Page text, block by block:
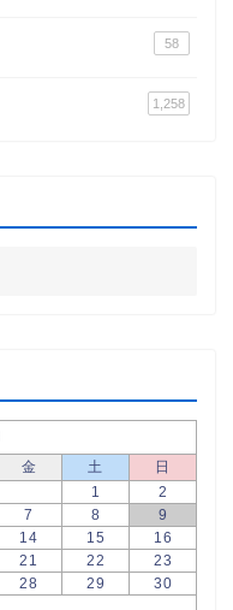
58
1,258
金 土
日
1
2
7 8
9
14 15
16
21 22
23
28 29
30